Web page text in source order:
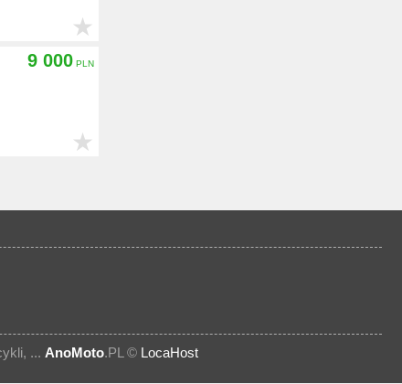
9 000
... AnoMoto.PL © LocaHost